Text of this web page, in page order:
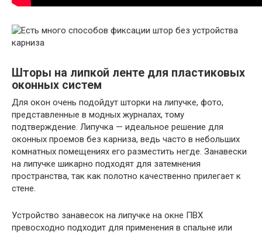
Шторы на липкой ленте для пластиковых
оконных систем
Для окон очень подойдут шторки на липучке, фото,
представленные в модных журналах, тому
подтверждение. Липучка — идеальное решение для
оконных проемов без карниза, ведь часто в небольших
комнатных помещениях его разместить негде. Занавески
на липучке шикарно подходят для затемнения
пространства, так как полотно качественно прилегает к
стене.
Устройство занавесок на липучке на окне ПВХ
превосходно подходит для применения в спальне или